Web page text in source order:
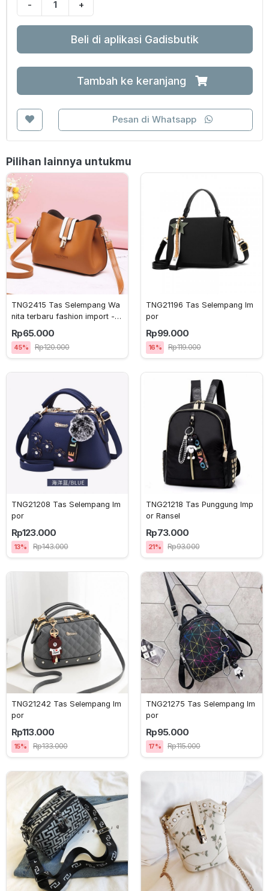
-
+
Beli di aplikasi Gadisbutik
Tambah ke keranjang
Pesan di Whatsapp
Pilihan lainnya untukmu
TNG2415 Tas Selempang Wa
nita terbaru fashion import - d
ls38
Rp65.000
45% Rp120.000
TNG21196 Tas Selempang Im
Rp99.000
16% Rp119.000
TNG21208 Tas Selempang Im
Rp123.000
13% Rp143.000
TNG21218 Tas Punggung Imp
Rp73.000
21% Rp93.000
TNG21242 Tas Selempang Im
Rp113.000
15% Rp133.000
TNG21275 Tas Selempang Im
Rp95.000
17% Rp115.000